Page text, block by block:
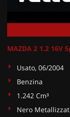
MAZDA 2 1.2 16V
Usato, 06/2004
Benzina
1.242 Cm³
Nero